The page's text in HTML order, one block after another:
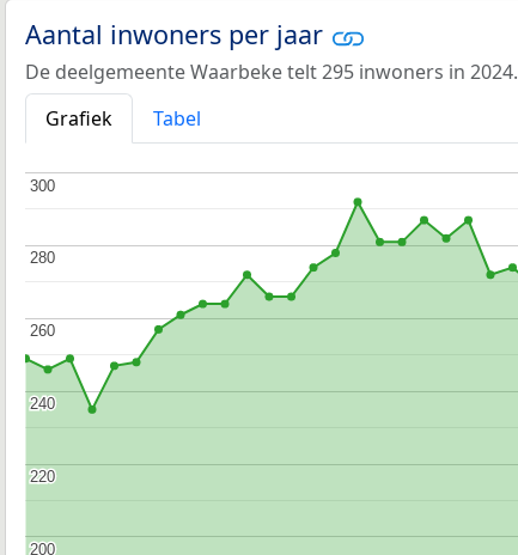
Aantal inwoners per jaar
De deelgemeente Waarbeke telt 295 inwoners in 2024.
Grafiek
Tabel
200
200
220
220
240
240
260
260
280
280
300
300